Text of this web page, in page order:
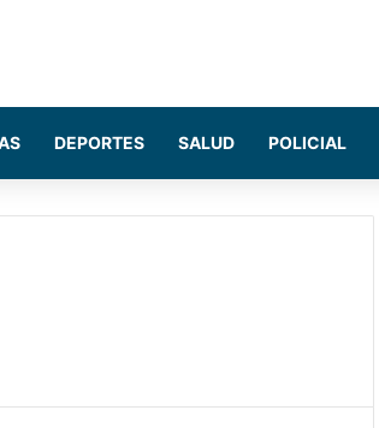
DEPORTES SALUD POLICIAL